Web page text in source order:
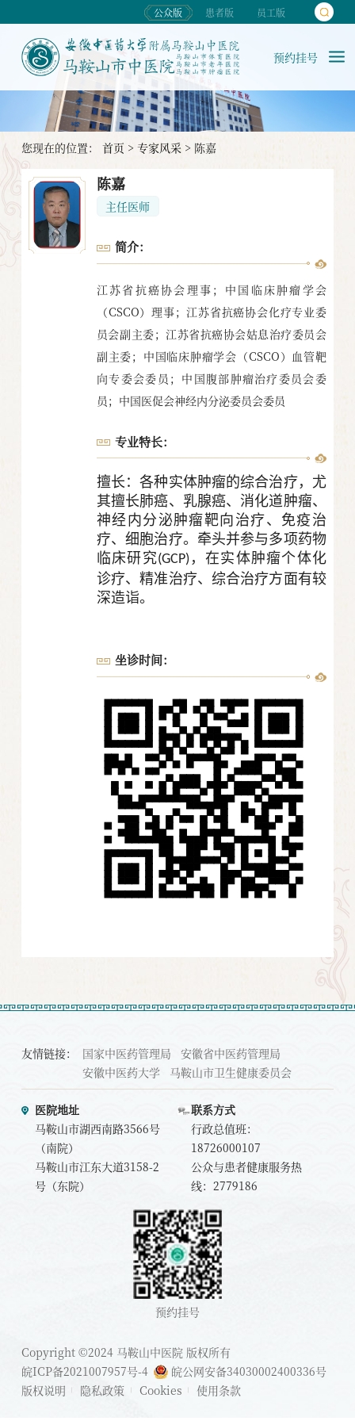
公众版 患者版 员工版
预约挂号
您现在的位置： 首页 > 专家风采> 陈嘉
陈嘉
主任医师
简介：
江苏省抗癌协会理事；中国临床肿瘤学会
（CSCO）理事；江苏省抗癌协会化疗专业委
员会副主委；江苏省抗癌协会姑息治疗委员会
副主委；中国临床肿瘤学会（CSCO）血管靶
向专委会委员；中国腹部肿瘤治疗委员会委
员；中国医促会神经内分泌委员会委员
专业特长：
擅长：各种实体肿瘤的综合治疗，尤
其擅长肺癌、乳腺癌、消化道肿瘤、
神经内分泌肿瘤靶向治疗、免疫治
疗、细胞治疗。牵头并参与多项药物
临床研究(GCP)，在实体肿瘤个体化
诊疗、精准治疗、综合治疗方面有较
深造诣。
坐诊时间：
友情链接： 国家中医药管理局
安徽省中医药管理局
安徽中医药大学
马鞍山市卫生健康委员会
医院地址
马鞍山市湖西南路3566号
（南院）
马鞍山市江东大道3158-2
号（东院）
联系方式
行政总值班：
18726000107
公众与患者健康服务热
线：2779186
预约挂号
Copyright ©2024 马鞍山中医院 版权所有
皖ICP备2021007957号-4
皖公网安备34030002400336号
版权说明
隐私政策 Cookies 使用条款